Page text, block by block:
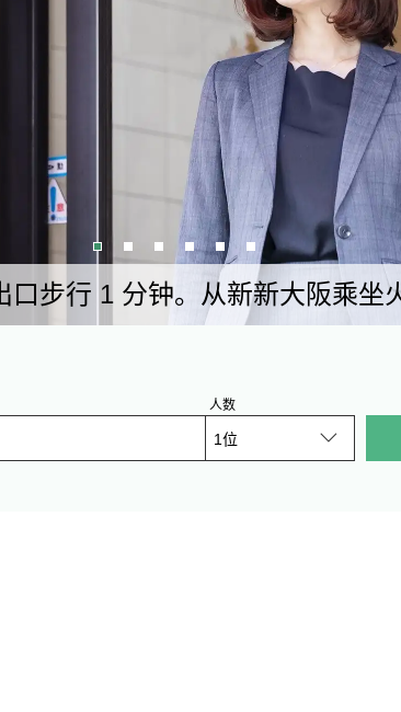
口步行 1 分钟。从新新大阪乘坐
人数